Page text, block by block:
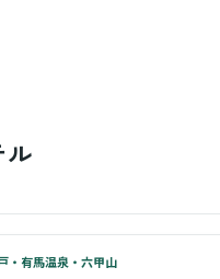
ル
・有馬温泉・六甲山